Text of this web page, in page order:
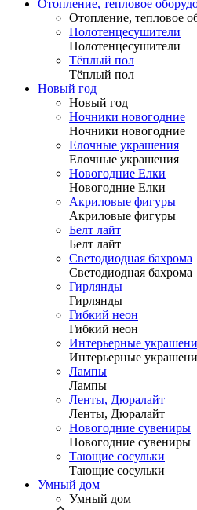
Отопление, тепловое
Отопление, тепловое
Полотенцесушители
Полотенцесушители
Тёплый пол
Тёплый пол
Новый год
Новый год
Ночники новогодние
Ночники новогодние
Елочные украшения
Елочные украшения
Новогодние Елки
Новогодние Елки
Акриловые фигуры
Акриловые фигуры
Белт лайт
Белт лайт
Светодиодная бахрома
Светодиодная бахрома
Гирлянды
Гирлянды
Гибкий неон
Гибкий неон
Интерьерные
Интерьерные
Лампы
Лампы
Ленты, Дюралайт
Ленты, Дюралайт
Новогодние сувениры
Новогодние сувениры
Тающие сосульки
Тающие сосульки
Умный дом
Умный дом